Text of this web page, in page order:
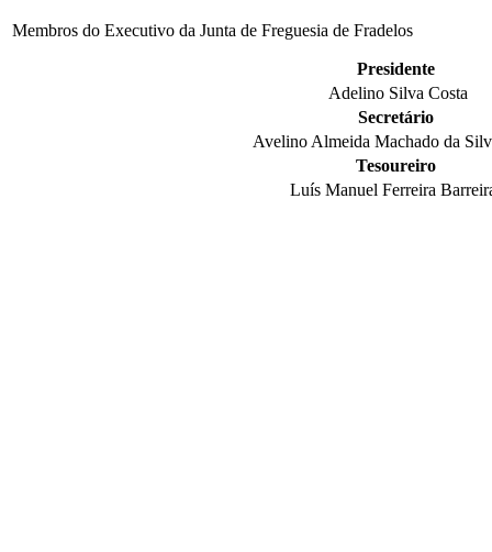
Membros do Executivo da Junta de Freguesia de Fradelos
Presidente
Adelino Silva Costa
Secretário
Avelino Almeida Machado da
Tesoureiro
Luís Manuel Ferreira